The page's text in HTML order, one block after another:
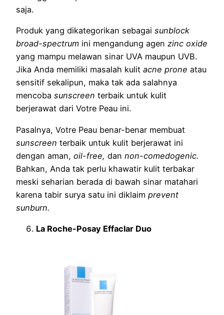
saja.
Produk yang dikategorikan sebagai sunblock
broad-spectrum ini mengandung agen zinc oxide
yang mampu melawan sinar UVA maupun UVB.
Jika Anda memiliki masalah kulit acne prone atau
sensitif sekalipun, maka tak ada salahnya
mencoba sunscreen terbaik untuk kulit
berjerawat dari Votre Peau ini.
Pasalnya, Votre Peau benar-benar membuat
sunscreen terbaik untuk kulit berjerawat ini
dengan aman, oil-free, dan non-comedogenic.
Bahkan, Anda tak perlu khawatir kulit terbakar
meski seharian berada di bawah sinar matahari
karena tabir surya satu ini diklaim prevent
sunburn.
La Roche-Posay Effaclar Duo